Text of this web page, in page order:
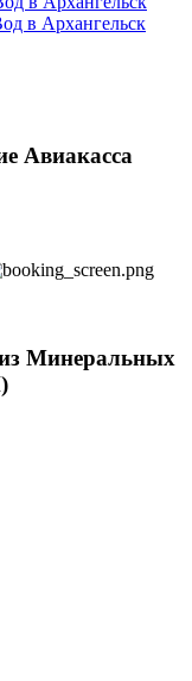
в Архангельск
Авиакасса
Минеральных